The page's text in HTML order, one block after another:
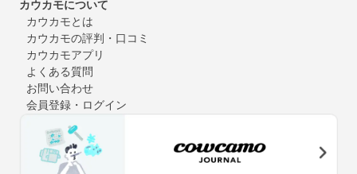
カウカモについて
カウカモとは
カウカモの評判・口コミ
カウカモアプリ
よくある質問
お問い合わせ
会員登録・ログイン